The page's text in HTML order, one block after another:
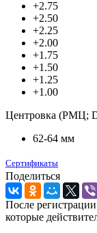
+2.75
+2.50
+2.25
+2.00
+1.75
+1.50
+1.25
+1.00
Центровка (РМЦ;
62-64 мм
Сертификаты
Поделиться
После
которые